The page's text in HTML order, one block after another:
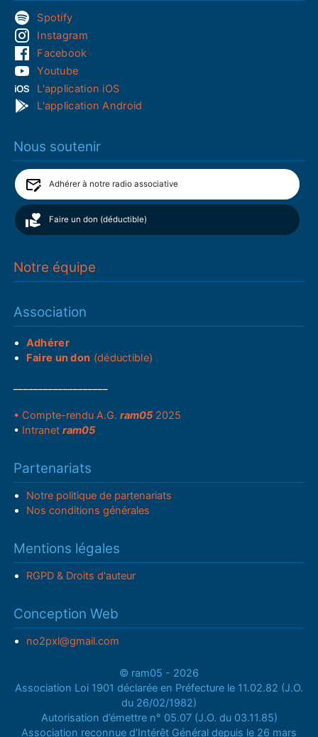
Spotify
Instagram
Facebook
Youtube
L'application iOS
L'application Android
Nous soutenir
Adhérer à notre radio associative
Faire un don (déductible)
Notre équipe
Association
Adhérer
Faire un don (déductible)
• Compte-rendu A.G.ram05 2025
• Intranetram05
Partenariats
Notre politique de partenariats
Nos conditions générales
Mentions légales
RGPD & Droits d'auteur
Conception Web
no2pxl@gmail.com
© ram05 - 2026
Association Loi 1901 déclarée en Préfecture le 11.02.82 (J.O.
du 26/02/1982)
Autorisation d’émettre n° 05.07 (J.O. du 03.11.85)
Association reconnue d’Intérêt Général depuis le 26 mars